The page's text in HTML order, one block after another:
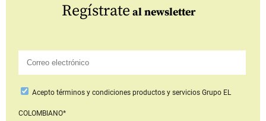
Regístrate al newsletter
Aceptotérminos y condiciones productos y serviciosGrupo EL
COLOMBIANO*